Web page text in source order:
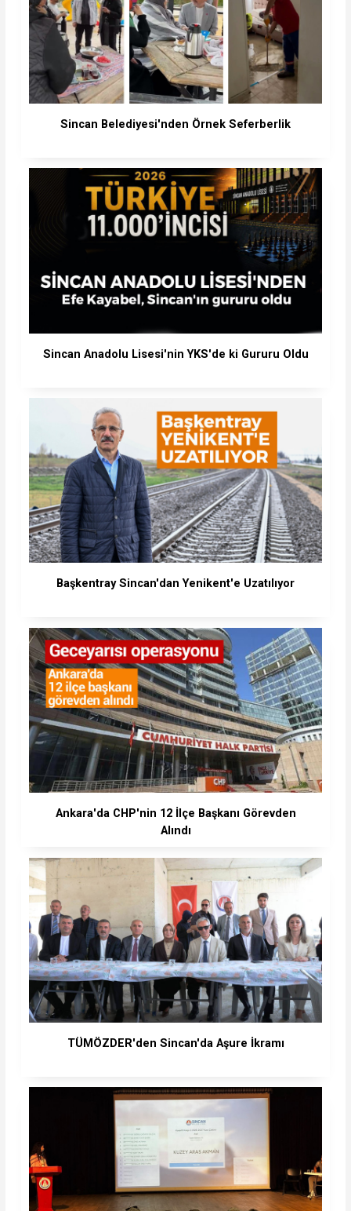
Sincan Belediyesi'nden Örnek Seferberlik
Sincan Anadolu Lisesi'nin YKS'de ki Gururu Oldu
Başkentray Sincan'dan Yenikent'e Uzatılıyor
Ankara'da CHP'nin 12 İlçe Başkanı Görevden
Alındı
TÜMÖZDER'den Sincan'da Aşure İkramı